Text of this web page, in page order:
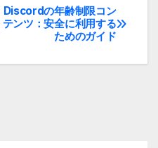
Discordの年齢制限コン
テンツ：安全に利用する
ためのガイド